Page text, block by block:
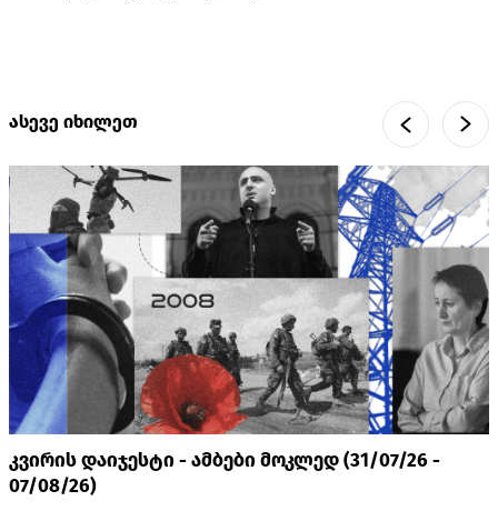
ასევე იხილეთ
კვირის დაიჯესტი - ამბები მოკლედ (31/07/26 -
07/08/26)